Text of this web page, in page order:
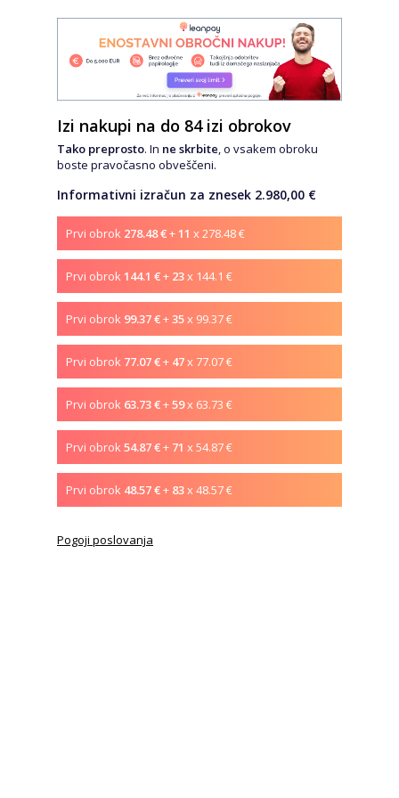
Izi nakupi na do 84 izi obrokov
Tako preprosto. In ne skrbite, o vsakem obroku
boste pravočasno obveščeni.
Informativni izračun za znesek 2.980,00 €
Prvi obrok 278.48 €+11 x 278.48 €
Prvi obrok144.1 €+ 23x 144.1 €
Prvi obrok 99.37 €+35x 99.37 €
Prvi obrok 77.07 €+ 47x 77.07 €
Prvi obrok 63.73 €+59x 63.73 €
Prvi obrok54.87 €+ 71 x 54.87 €
Prvi obrok 48.57 €+ 83x 48.57 €
Pogoji poslovanja